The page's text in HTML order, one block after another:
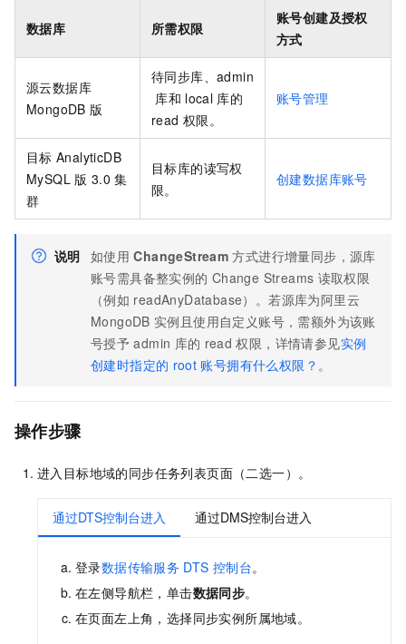
数据库 所需权限
账号创建及授权
方式
源云数据库
MongoDB 版
待同步库、admin
库和 local 库的
read 权限。
账号管理
目标 AnalyticDB
MySQL 版 3.0 集
群
目标库的读写权
限。
创建数据库账号
说明 如使用 ChangeStream 方式进行增量同步，源库
账号需具备整实例的 Change Streams 读取权限
（例如 readAnyDatabase）。若源库为阿里云
MongoDB 实例且使用自定义账号，需额外为该账
号授予 admin 库的 read 权限，详情请参见实例
创建时指定的 root 账号拥有什么权限？ 。
操作步骤
进入目标地域的同步任务列表页面（二选一）。
通过DTS控制台进入 通过DMS控制台进入
登录数据传输服务 DTS 控制台。
在左侧导航栏，单击数据同步。
在页面左上角，选择同步实例所属地域。